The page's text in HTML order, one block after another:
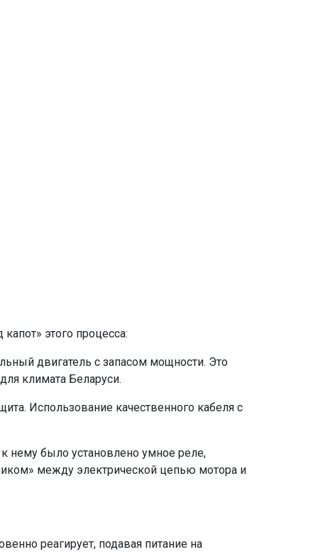
этого процесса:
двигатель с запасом мощности. Это
климата Беларуси.
Использование качественного кабеля с
нему было установлено умное реле,
между электрической цепью мотора и
реагирует, подавая питание на